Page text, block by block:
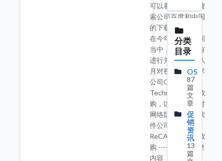
可以看到中国的搜
索公司百度和中国
的下载软件迅雷。
在今年大半年时间
当中，谷歌都没有
进行并购。但是八
月对视频压缩技术
公司On2
Technologies的收
购，以及一周前对
网络防欺诈工具软
件公司
ReCAPTCHA的收
购 ---->>阅读完整
内容
分类
目录
OS
87
篇
文
章
促
销
资
讯
13
篇